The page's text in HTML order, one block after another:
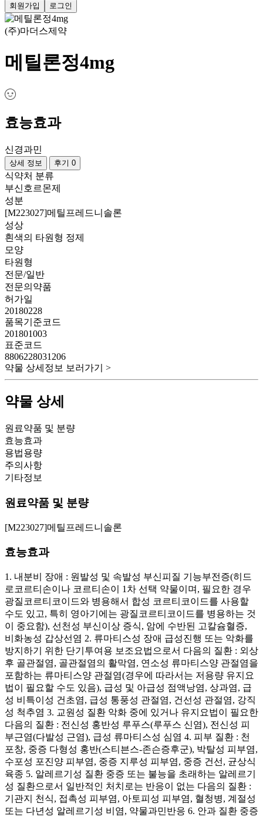
회원가입 로그인
(주)마더스제약
메틸론정4mg
효능효과
신경과민
상세 정보 후기 0
식약처 분류
부신호르몬제
성분
[M223027]메틸프레드니솔론
성상
흰색의 타원형 정제
모양
타원형
전문/일반
전문의약품
허가일
20180228
품목기준코드
201801003
표준코드
8806228031206
약물 상세정보 보러가기 >
약물 상세
원료약품 및 분량
효능효과
용법용량
주의사항
기타정보
원료약품 및 분량
[M223027]메틸프레드니솔론
효능효과
1. 내분비 장애 : 원발성 및 속발성 부신피질 기능부전증(히드
로코르티손이나 코르티손이 1차 선택 약물이며, 필요한 경우
광질코르티코이드와 병용해서 합성 코르티코이드를 사용할
수도 있고, 특히 영아기에는 광질코르티코이드를 병용하는 것
이 중요함), 선천성 부신이상 증식, 암에 수반된 고칼슘혈증,
비화농성 갑상선염 2. 류마티스성 장애 급성진행 또는 악화를
방지하기 위한 단기투여용 보조요법으로서 다음의 질환 : 외상
후 골관절염, 골관절염의 활막염, 연소성 류마티스양 관절염을
포함하는 류마티스양 관절염(경우에 따라서는 저용량 유지요
법이 필요할 수도 있음), 급성 및 아급성 점액낭염, 상과염, 급
성 비특이성 건초염, 급성 통풍성 관절염, 건선성 관절염, 강직
성 척추염 3. 교원성 질환 악화 중에 있거나 유지요법이 필요한
다음의 질환 : 전신성 홍반성 루푸스(루푸스 신염), 전신성 피
부근염(다발성 근염), 급성 류마티스성 심염 4. 피부 질환 : 천
포창, 중증 다형성 홍반(스티븐스-존슨증후군), 박탈성 피부염,
수포성 포진양 피부염, 중증 지루성 피부염, 중증 건선, 균상식
육종 5. 알레르기성 질환 중증 또는 불능을 초래하는 알레르기
성 질환으로서 일반적인 처치로는 반응이 없는 다음의 질환 :
기관지 천식, 접촉성 피부염, 아토피성 피부염, 혈청병, 계절성
또는 다년성 알레르기성 비염, 약물과민반응 6. 안과 질환 중증